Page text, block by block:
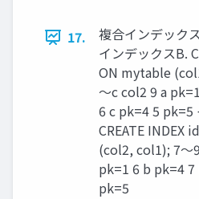
17.
複合インデック
インデックスB.
ON mytable
～c col2 9 a
6 c pk=4 5 pk=5
CREATE INDEX
(col2, col1); 7～
pk=1 6 b pk=4
pk=5